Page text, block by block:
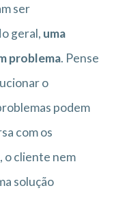
ser
geral, uma
problema. Pense
o
podem
com os
o cliente nem
solução